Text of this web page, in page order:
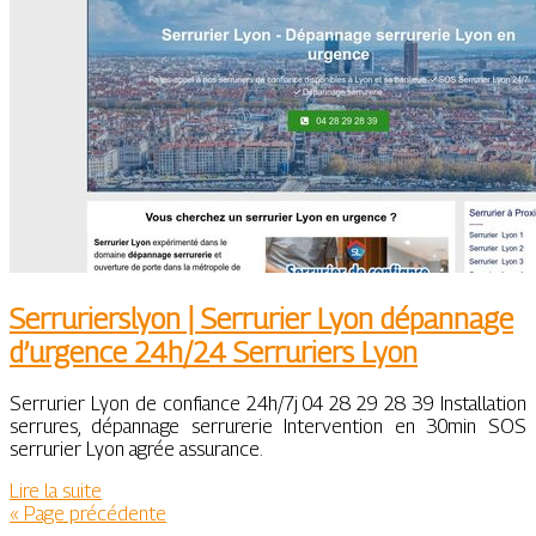
Ser­ru­rierslyon | Serrurier Lyon dépannage
d’urgence 24h/24 Serruriers Lyon
Serrurier Lyon de confiance 24h/7j 04 28 29 28 39 Installation
serrures, dépannage serrurerie Intervention en 30min SOS
serrurier Lyon agrée assurance.
Lire la suite
« Page précédente